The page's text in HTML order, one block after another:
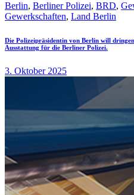
Berlin, Berliner Polizei, BRD,
Gewerkschaften, Land Berlin
Die Polizeipräsidentin von Berlin will
Ausstattung für die Berliner Polizei.
3. Oktober 2025